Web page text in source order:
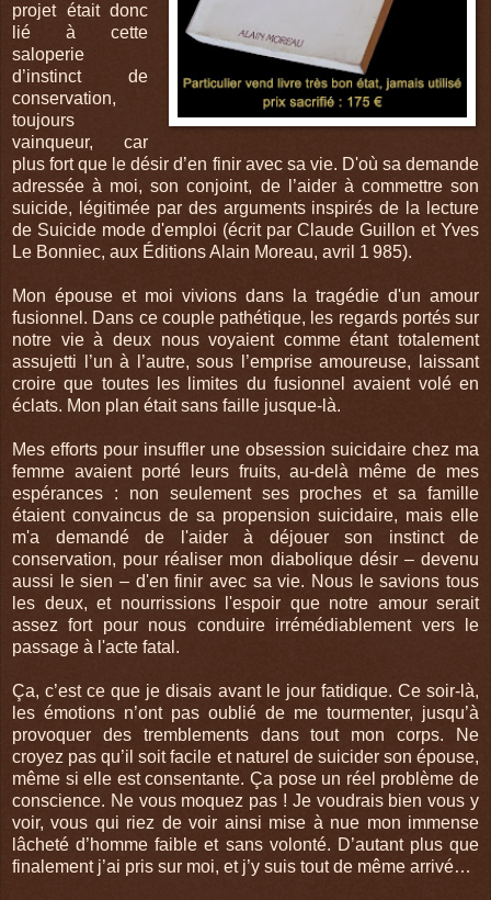
projet était donc
lié à cette
saloperie
d’instinct de
conservation,
toujours
vainqueur, car
plus fort que le désir d’en finir avec sa vie. D'où sa demande
adressée à moi, son conjoint, de l’aider à commettre son
suicide, légitimée par des arguments inspirés de la lecture
de Suicide mode d'emploi (écrit par Claude Guillon et Yves
Le Bonniec, aux Éditions Alain Moreau, avril 1 985).
Mon épouse et moi vivions dans la tragédie d'un amour
fusionnel. Dans ce couple pathétique, les regards portés sur
notre vie à deux nous voyaient comme étant totalement
assujetti l’un à l’autre, sous l’emprise amoureuse, laissant
croire que toutes les limites du fusionnel avaient volé en
éclats. Mon plan était sans faille jusque-là.
Mes efforts pour insuffler une obsession suicidaire chez ma
femme avaient porté leurs fruits, au-delà même de mes
espérances : non seulement ses proches et sa famille
étaient convaincus de sa propension suicidaire, mais elle
m'a demandé de l'aider à déjouer son instinct de
conservation, pour réaliser mon diabolique désir – devenu
aussi le sien – d'en finir avec sa vie. Nous le savions tous
les deux, et nourrissions l'espoir que notre amour serait
assez fort pour nous conduire irrémédiablement vers le
passage à l'acte fatal.
Ça, c’est ce que je disais avant le jour fatidique. Ce soir-là,
les émotions n’ont pas oublié de me tourmenter, jusqu’à
provoquer des tremblements dans tout mon corps. Ne
croyez pas qu’il soit facile et naturel de suicider son épouse,
même si elle est consentante. Ça pose un réel problème de
conscience. Ne vous moquez pas ! Je voudrais bien vous y
voir, vous qui riez de voir ainsi mise à nue mon immense
lâcheté d’homme faible et sans volonté. D’autant plus que
finalement j’ai pris sur moi, et j’y suis tout de même arrivé…